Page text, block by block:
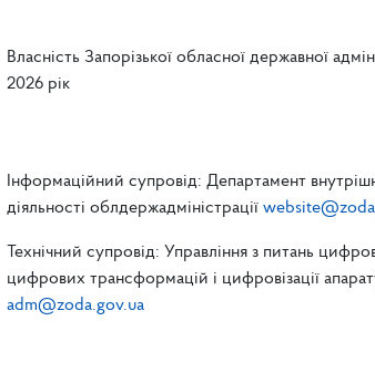
Власність Запорізької обласної державної
2026 рік
Інформаційний супровід: Департамент
діяльності облдержадміністрації
Технічний супровід: Управління з питань
цифрових трансформацій і цифровізації
adm@zoda.gov.ua